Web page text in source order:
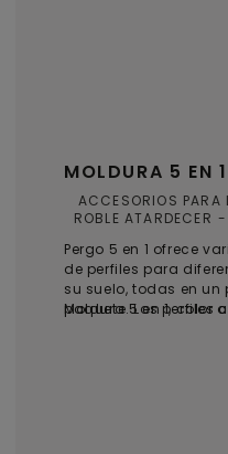
MOLDURA 5 EN 1
ACCESORIOS PARA
ROBLE ATARDECER
Pergo 5 en 1 ofrece
de perfiles para
su suelo, todas en un
paquete. Los perfiles
Moldura 5 en 1, color